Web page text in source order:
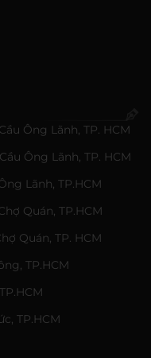
Ông Lãnh, TP. HCM
Ông Lãnh, TP. HCM
Lãnh, TP.HCM
Quán, TP.HCM
Quán, TP. HCM
TP.HCM
TP.HCM